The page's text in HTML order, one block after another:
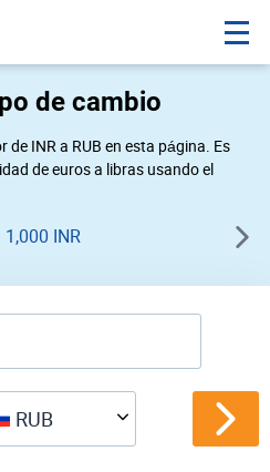
de cambio
INR a RUB en esta página. Es
de euros a libras usando el
vaya al convertidor de pares
1,000 INR
RUB